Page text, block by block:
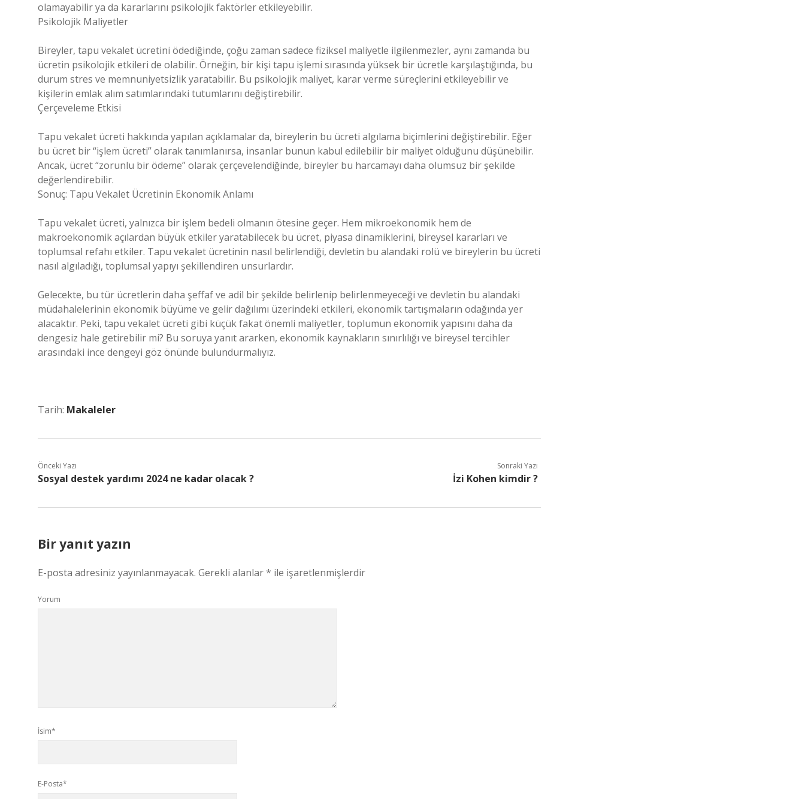
olamayabilir ya da kararlarını psikolojik faktörler etkileyebilir.
Psikolojik Maliyetler
Bireyler, tapu vekalet ücretini ödediğinde, çoğu zaman sadece fiziksel maliyetle ilgilenmezler, aynı zamanda bu
ücretin psikolojik etkileri de olabilir. Örneğin, bir kişi tapu işlemi sırasında yüksek bir ücretle karşılaştığında, bu
durum stres ve memnuniyetsizlik yaratabilir. Bu psikolojik maliyet, karar verme süreçlerini etkileyebilir ve
kişilerin emlak alım satımlarındaki tutumlarını değiştirebilir.
Çerçeveleme Etkisi
Tapu vekalet ücreti hakkında yapılan açıklamalar da, bireylerin bu ücreti algılama biçimlerini değiştirebilir. Eğer
bu ücret bir “işlem ücreti” olarak tanımlanırsa, insanlar bunun kabul edilebilir bir maliyet olduğunu düşünebilir.
Ancak, ücret “zorunlu bir ödeme” olarak çerçevelendiğinde, bireyler bu harcamayı daha olumsuz bir şekilde
değerlendirebilir.
Sonuç: Tapu Vekalet Ücretinin Ekonomik Anlamı
Tapu vekalet ücreti, yalnızca bir işlem bedeli olmanın ötesine geçer. Hem mikroekonomik hem de
makroekonomik açılardan büyük etkiler yaratabilecek bu ücret, piyasa dinamiklerini, bireysel kararları ve
toplumsal refahı etkiler. Tapu vekalet ücretinin nasıl belirlendiği, devletin bu alandaki rolü ve bireylerin bu ücreti
nasıl algıladığı, toplumsal yapıyı şekillendiren unsurlardır.
Gelecekte, bu tür ücretlerin daha şeffaf ve adil bir şekilde belirlenip belirlenmeyeceği ve devletin bu alandaki
müdahalelerinin ekonomik büyüme ve gelir dağılımı üzerindeki etkileri, ekonomik tartışmaların odağında yer
alacaktır. Peki, tapu vekalet ücreti gibi küçük fakat önemli maliyetler, toplumun ekonomik yapısını daha da
dengesiz hale getirebilir mi? Bu soruya yanıt ararken, ekonomik kaynakların sınırlılığı ve bireysel tercihler
arasındaki ince dengeyi göz önünde bulundurmalıyız.
Tarih: Makaleler
Önceki Yazı
Sosyal destek yardımı 2024 ne kadar olacak ?
Sonraki Yazı
İzi Kohen kimdir ?
Bir yanıt yazın
E-posta adresiniz yayınlanmayacak. Gerekli alanlar* ile işaretlenmişlerdir
Yorum
İsim*
E-Posta*